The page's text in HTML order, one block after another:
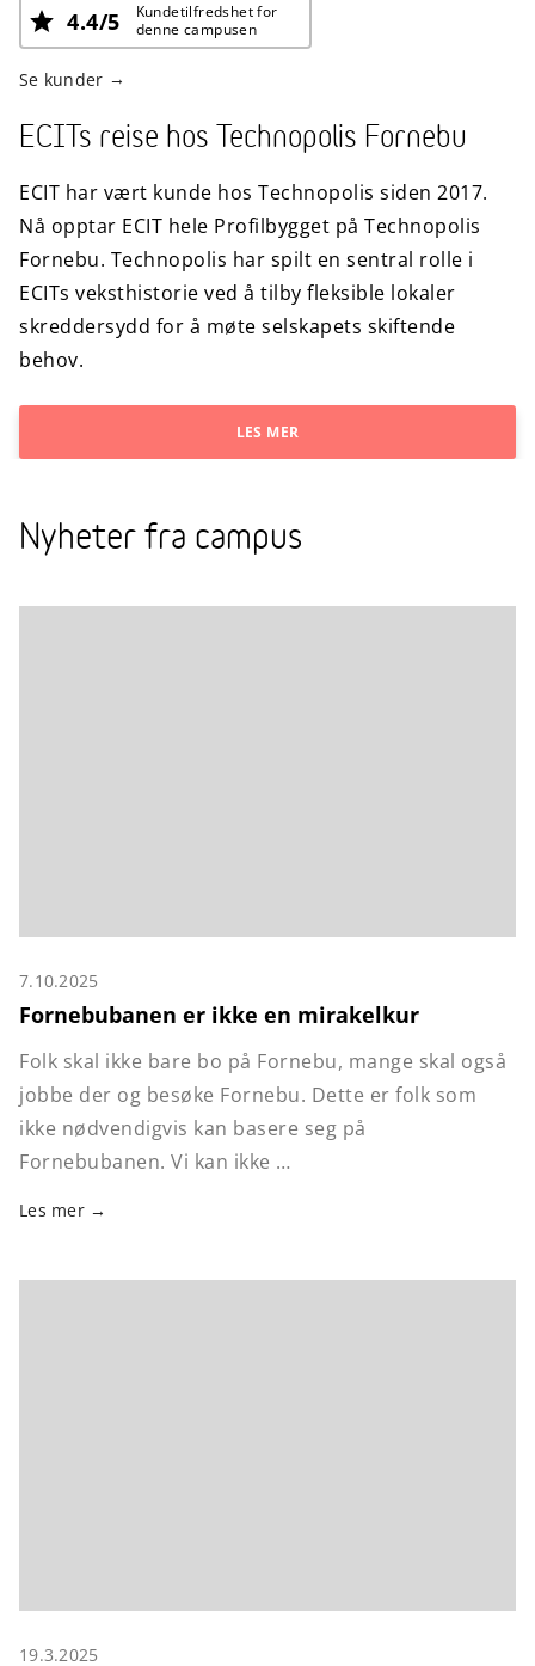
Kundetilfredshet for
denne campusen
4.4/5
Se kunder
ECITs reise hos Technopolis Fornebu
ECIT har vært kunde hos Technopolis siden 2017.
Nå opptar ECIT hele Profilbygget på Technopolis
Fornebu. Technopolis har spilt en sentral rolle i
ECITs veksthistorie ved å tilby fleksible lokaler
skreddersydd for å møte selskapets skiftende
behov.
LES MER
Nyheter fra campus
7.10.2025
Fornebubanen er ikke en mirakelkur
Folk skal ikke bare bo på Fornebu, mange skal også
jobbe der og besøke Fornebu. Dette er folk som
ikke nødvendigvis kan basere seg på
Fornebubanen. Vi kan ikke …
Les mer
19.3.2025